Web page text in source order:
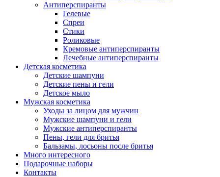
Антиперспиранты
Гелевые
Спреи
Стики
Роликовые
Кремовые антиперспиранты
Лечебные антиперспиранты
Детская косметика
Детские шампуни
Детские пены и гели
Детское мыло
Мужская косметика
Уходы за лицом для мужчин
Мужские шампуни и гели
Мужские антиперспиранты
Пены, гели для бритья
Бальзамы, лосьоны после бритья
Много интересного
Подарочные наборы
Контакты